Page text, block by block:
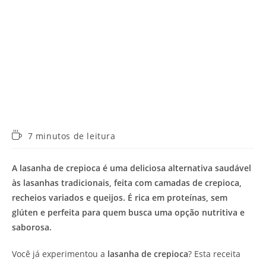
Tempo7 minutos de leitura
A lasanha de crepioca é uma deliciosa alternativa saudável
às lasanhas tradicionais, feita com camadas de crepioca,
recheios variados e queijos. É rica em proteínas, sem
glúten e perfeita para quem busca uma opção nutritiva e
saborosa.
Você já experimentou a lasanha de crepioca? Esta receita